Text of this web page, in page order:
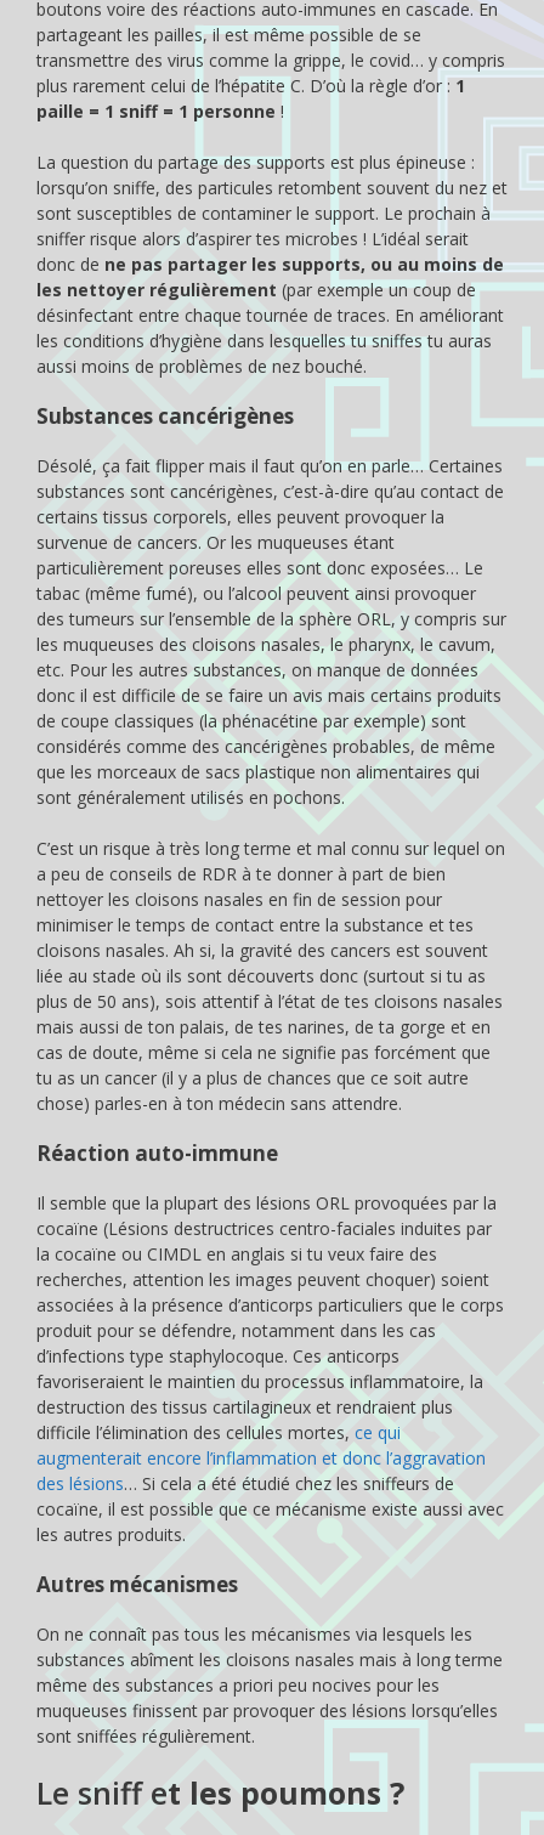
boutons voire des réactions auto-immunes en cascade. En
partageant les pailles, il est même possible de se
transmettre des virus comme la grippe, le covid… y compris
plus rarement celui de l’hépatite C. D’où la règle d’or : 1
paille = 1 sniff = 1 personne !
La question du partage des supports est plus épineuse :
lorsqu’on sniffe, des particules retombent souvent du nez et
sont susceptibles de contaminer le support. Le prochain à
sniffer risque alors d’aspirer tes microbes ! L’idéal serait
donc de ne pas partager les supports, ou au moins de
les nettoyer régulièrement (par exemple un coup de
désinfectant entre chaque tournée de traces. En améliorant
les conditions d’hygiène dans lesquelles tu sniffes tu auras
aussi moins de problèmes de nez bouché.
Substances cancérigènes
Désolé, ça fait flipper mais il faut qu’on en parle… Certaines
substances sont cancérigènes, c’est-à-dire qu’au contact de
certains tissus corporels, elles peuvent provoquer la
survenue de cancers. Or les muqueuses étant
particulièrement poreuses elles sont donc exposées… Le
tabac (même fumé), ou l’alcool peuvent ainsi provoquer
des tumeurs sur l’ensemble de la sphère ORL, y compris sur
les muqueuses des cloisons nasales, le pharynx, le cavum,
etc. Pour les autres substances, on manque de données
donc il est difficile de se faire un avis mais certains produits
de coupe classiques (la phénacétine par exemple) sont
considérés comme des cancérigènes probables, de même
que les morceaux de sacs plastique non alimentaires qui
sont généralement utilisés en pochons.
C’est un risque à très long terme et mal connu sur lequel on
a peu de conseils de RDR à te donner à part de bien
nettoyer les cloisons nasales en fin de session pour
minimiser le temps de contact entre la substance et tes
cloisons nasales. Ah si, la gravité des cancers est souvent
liée au stade où ils sont découverts donc (surtout si tu as
plus de 50 ans), sois attentif à l’état de tes cloisons nasales
mais aussi de ton palais, de tes narines, de ta gorge et en
cas de doute, même si cela ne signifie pas forcément que
tu as un cancer (il y a plus de chances que ce soit autre
chose) parles-en à ton médecin sans attendre.
Réaction auto-immune
Il semble que la plupart des lésions ORL provoquées par la
cocaïne (Lésions destructrices centro-faciales induites par
la cocaïne ou CIMDL en anglais si tu veux faire des
recherches, attention les images peuvent choquer) soient
associées à la présence d’anticorps particuliers que le corps
produit pour se défendre, notamment dans les cas
d’infections type staphylocoque. Ces anticorps
favoriseraient le maintien du processus inflammatoire, la
destruction des tissus cartilagineux et rendraient plus
difficile l’élimination des cellules mortes, ce qui
augmenterait encore l’inflammation et donc l’aggravation
des lésions… Si cela a été étudié chez les sniffeurs de
cocaïne, il est possible que ce mécanisme existe aussi avec
les autres produits.
Autres mécanismes
On ne connaît pas tous les mécanismes via lesquels les
substances abîment les cloisons nasales mais à long terme
même des substances a priori peu nocives pour les
muqueuses finissent par provoquer des lésions lorsqu’elles
sont sniffées régulièrement.
Le sniff et les poumons ?